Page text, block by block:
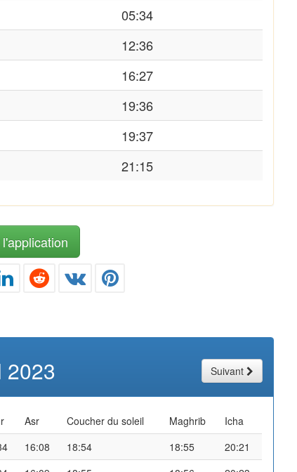
05:34
12:36
16:27
19:36
19:37
21:15
2023 Suivant
Asr Coucher du soleil Maghrib
Icha
16:08 18:54 18:55
20:21